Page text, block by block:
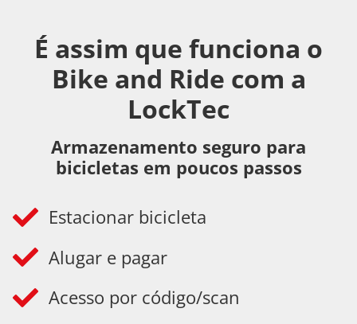
É assim que funciona o
Bike and Ride com a
LockTec
Armazenamento seguro para
bicicletas em poucos passos
Estacionar bicicleta
Alugar e pagar
Acesso por código/scan